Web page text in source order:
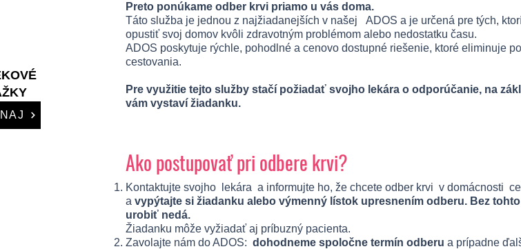
Preto ponúkame odber krvi priamo u vás doma.
Táto služba je jednou z najžiadanejších v našej ADOS a je určená pre tých,
opustiť svoj domov kvôli zdravotným problémom alebo nedostatku času.
ADOS poskytuje rýchle, pohodlné a cenovo dostupné riešenie, ktoré eliminuje
cestovania.
Pre využitie tejto služby stačí požiadať svojho lekára o odporúčanie, na
vám vystaví žiadanku.
Ako postupovať pri odbere krvi?
Kontaktujte svojho lekára a informujte ho, že chcete odber krvi v domácnosti
a vypýtajte si žiadanku alebo výmenný lístok upresnením odberu. Bez
urobiť nedá.
Žiadanku môže vyžiadať aj príbuzný pacienta.
Zavolajte nám do ADOS: dohodneme spoločne termín odberu a prípadne